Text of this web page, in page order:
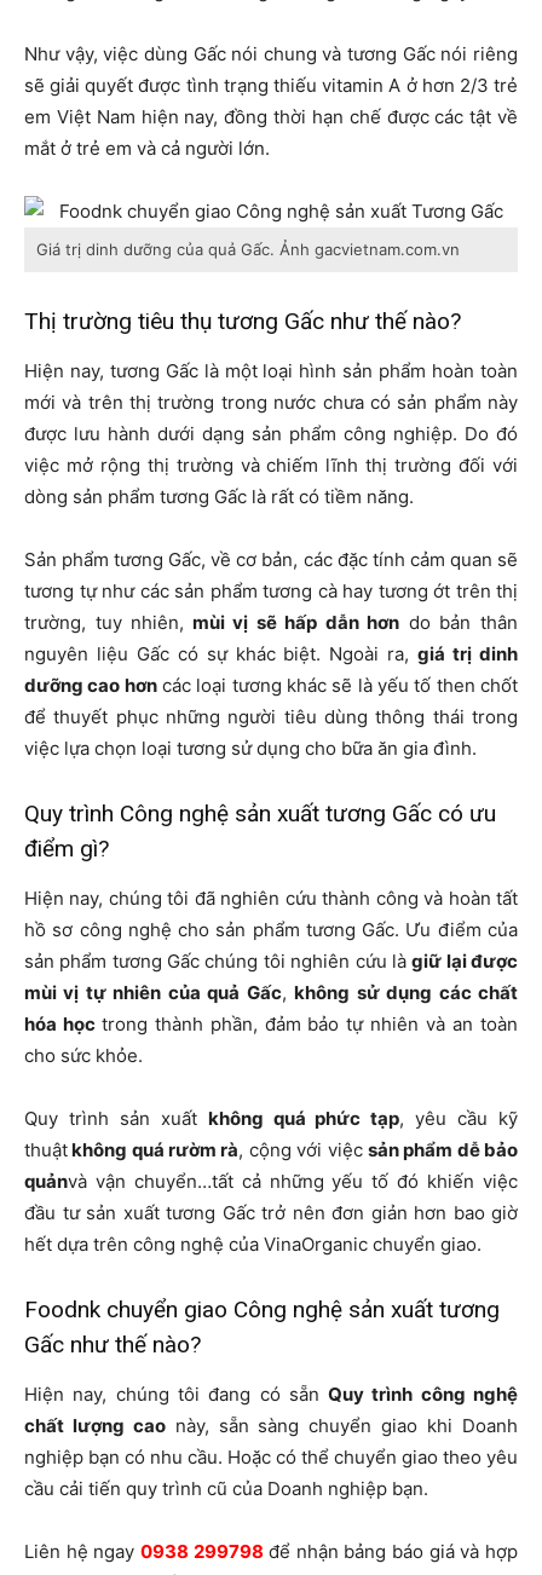
Như vậy, việc dùng Gấc nói chung và tương Gấc nói riêng
sẽ giải quyết được tình trạng thiếu vitamin A ở hơn 2/3 trẻ
em Việt Nam hiện nay, đồng thời hạn chế được các tật về
mắt ở trẻ em và cả người lớn.
Giá trị dinh dưỡng của quả Gấc. Ảnh gacvietnam.com.vn
Thị trường tiêu thụ tương Gấc như thế nào?
Hiện nay, tương Gấc là một loại hình sản phẩm hoàn toàn
mới và trên thị trường trong nước chưa có sản phẩm này
được lưu hành dưới dạng sản phẩm công nghiệp. Do đó
việc mở rộng thị trường và chiếm lĩnh thị trường đối với
dòng sản phẩm tương Gấc là rất có tiềm năng.
Sản phẩm tương Gấc, về cơ bản, các đặc tính cảm quan sẽ
tương tự như các sản phẩm tương cà hay tương ớt trên thị
trường, tuy nhiên, mùi vị sẽ hấp dẫn hơn do bản thân
nguyên liệu Gấc có sự khác biệt. Ngoài ra,giá trị dinh
dưỡng cao hơncác loại tương khác sẽ là yếu tố then chốt
để thuyết phục những người tiêu dùng thông thái trong
việc lựa chọn loại tương sử dụng cho bữa ăn gia đình.
Quy trình Công nghệ sản xuất tương Gấc có ưu
điểm gì?
Hiện nay, chúng tôi đã nghiên cứu thành công và hoàn tất
hồ sơ công nghệ cho sản phẩm tương Gấc. Ưu điểm của
sản phẩm tương Gấc chúng tôi nghiên cứu làgiữ lại được
mùi vị tự nhiên của quả Gấc,không sử dụng các chất
hóa học trong thành phần, đảm bảo tự nhiên và an toàn
cho sức khỏe.
Quy trình sản xuất không quá phức tạp, yêu cầu kỹ
thuậtkhông quá rườm rà, cộng với việc sản phẩm dễ bảo
quảnvà vận chuyển…tất cả những yếu tố đó khiến việc
đầu tư sản xuất tương Gấc trở nên đơn giản hơn bao giờ
hết dựa trên công nghệ của VinaOrganic chuyển giao.
Foodnk chuyển giao Công nghệ sản xuất tương
Gấc như thế nào?
Hiện nay, chúng tôi đang có sẵnQuy trình công nghệ
chất lượng caonày, sẵn sàng chuyển giao khi Doanh
nghiệp bạn có nhu cầu. Hoặc có thể chuyển giao theo yêu
cầu cải tiến quy trình cũ của Doanh nghiệp bạn.
Liên hệ ngay 0938 299798 để nhận bảng báo giá và hợp